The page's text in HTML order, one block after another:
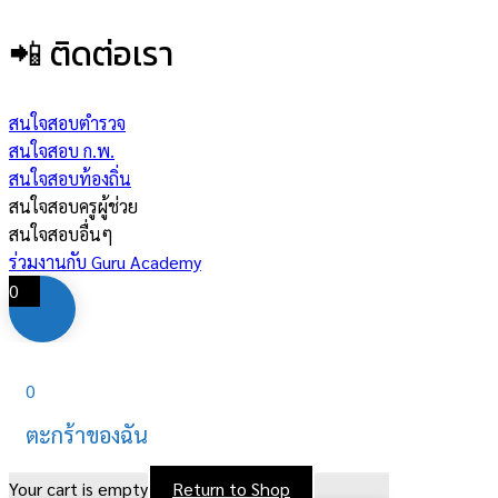
📲 ติดต่อเรา
สนใจสอบตำรวจ
สนใจสอบ ก.พ.
สนใจสอบท้องถิ่น
สนใจสอบครูผู้ช่วย
สนใจสอบอื่นๆ
ร่วมงานกับ Guru Academy
0
0
ตะกร้าของฉัน
Your cart is empty Return to Shop